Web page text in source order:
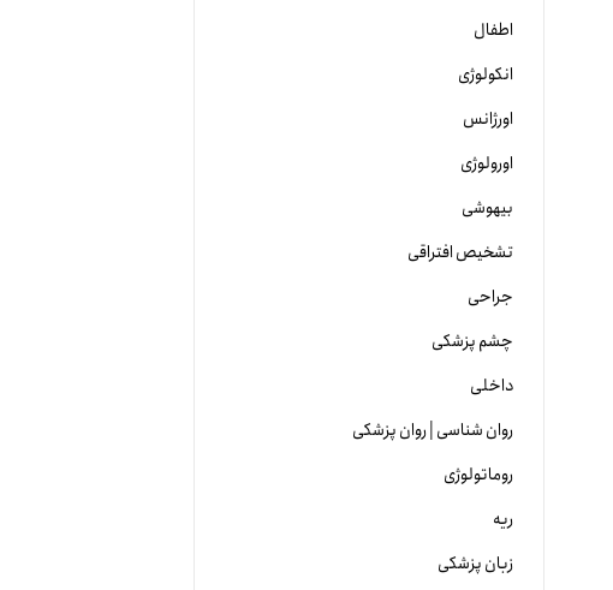
اطفال
انکولوژی
اورژانس
اورولوژی
بیهوشی
تشخیص افتراقی
جراحی
چشم پزشکی
داخلی
روان شناسی | روان پزشکی
روماتولوژی
ریه
زبان پزشکی